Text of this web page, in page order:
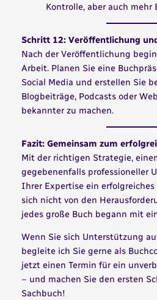
Kontrolle, aber auch
Schritt 12: Veröffentlichung
Nach der Veröffentlichung
Arbeit. Planen Sie eine
Social Media und erstellen Sie
Blogbeiträge, Podcasts oder
bekannter zu machen.
Fazit: Gemeinsam zum
Mit der richtigen Strategie,
gegebenenfalls professioneller
Ihrer Expertise ein erfolgreiches
sich nicht von den
jedes große Buch begann mit
Wenn Sie sich Unterstützung
begleite ich Sie gerne als
jetzt einen Termin für ein
– und machen Sie den ersten
Sachbuch!